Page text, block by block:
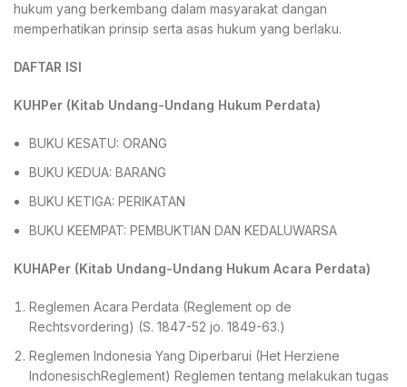
hukum yang berkembang dalam masyarakat dangan
memperhatikan prinsip serta asas hukum yang berlaku.
DAFTAR ISI
KUHPer (Kitab Undang-Undang Hukum Perdata)
BUKU KESATU: ORANG
BUKU KEDUA: BARANG
BUKU KETIGA: PERIKATAN
BUKU KEEMPAT: PEMBUKTIAN DAN KEDALUWARSA
KUHAPer (Kitab Undang-Undang Hukum Acara Perdata)
Reglemen Acara Perdata (Reglement op de
Rechtsvordering) (S. 1847-52 jo. 1849-63.)
Reglemen Indonesia Yang Diperbarui (Het Herziene
IndonesischReglement) Reglemen tentang melakukan tugas